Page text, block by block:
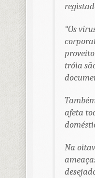
“Os
tróia
afeta
Na